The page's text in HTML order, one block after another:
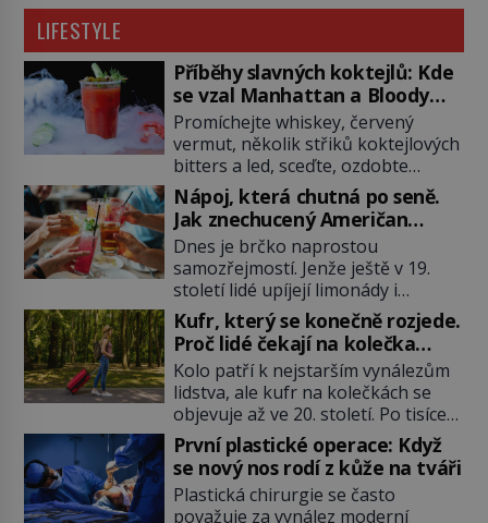
LIFESTYLE
Příběhy slavných koktejlů: Kde
se vzal Manhattan a Bloody
Mary?
Promíchejte whiskey, červený
vermut, několik střiků koktejlových
bitters a led, sceďte, ozdobte
koktejlovou třešinkou a tadá…
Manhattan je tu! A pokud to má být
skutečně on, dejte si pozor, ať
místo klasické americké rye
whiskey či klidně bourbonu
nepoužijete skotskou whisku. Co
se stane? Inu, koktejl bude stále
skvělý, ale už to nebude
Manhattan ale […]
Nápoj, která chutná po seně.
Jak znechucený Američan
vymyslel brčko
Dnes je brčko naprostou
samozřejmostí. Jenže ještě v 19.
století lidé upíjejí limonády i
koktejly dutými stébly žita nebo
žitné slámy. Fungují sice dobře,
mají ale jednu nepříjemnou
vlastnost po chvíli se rozmáčejí a
nápoji dodávají travnatou příchuť.
Právě tahle drobná nepříjemnost
přivede amerického výrobce
cigaretových náustků k nápadu,
který změní způsob pití po celém
[…]
Kufr, který se konečně rozjede.
Proč lidé čekají na kolečka
téměř pět tisíc let?
Kolo patří k nejstarším vynálezům
lidstva, ale kufr na kolečkách se
objevuje až ve 20. století. Po tisíce
let lidé vláčejí těžká zavazadla v
rukou, na zádech nebo je nakládají
na povozy. Stačí přitom jediný
nápad, připevnit ke kufru kolečka.
První plastické operace: Když
se nový nos rodí z kůže na tváři
Plastická chirurgie se často
považuje za vynález moderní